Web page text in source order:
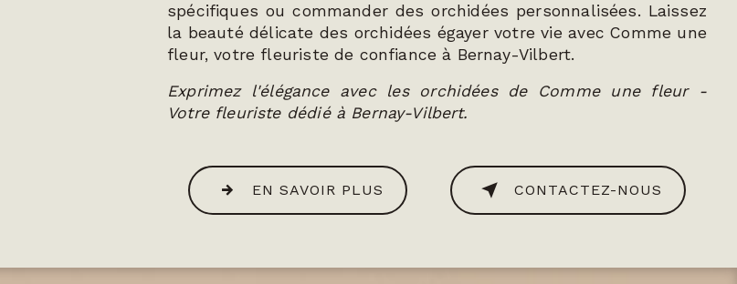
spécifiques ou commander des orchidées personnalisées. Laissez
la beauté délicate des orchidées égayer votre vie avec Comme une
fleur, votre fleuriste de confiance à Bernay-Vilbert.
Exprimez l'élégance avec les orchidées de Comme une fleur -
Votre fleuriste dédié à Bernay-Vilbert.
EN SAVOIR PLUS CONTACTEZ-NOUS